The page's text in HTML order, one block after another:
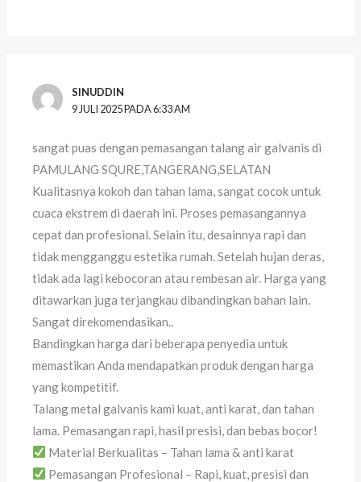
SINUDDIN
9 JULI 2025 PADA 6:33 AM
sangat puas dengan pemasangan talang air galvanis di
PAMULANG SQURE,TANGERANG,SELATAN
Kualitasnya kokoh dan tahan lama, sangat cocok untuk
cuaca ekstrem di daerah ini. Proses pemasangannya
cepat dan profesional. Selain itu, desainnya rapi dan
tidak mengganggu estetika rumah. Setelah hujan deras,
tidak ada lagi kebocoran atau rembesan air. Harga yang
ditawarkan juga terjangkau dibandingkan bahan lain.
Sangat direkomendasikan..
Bandingkan harga dari beberapa penyedia untuk
memastikan Anda mendapatkan produk dengan harga
yang kompetitif.
Talang metal galvanis kami kuat, anti karat, dan tahan
lama. Pemasangan rapi, hasil presisi, dan bebas bocor!
Material Berkualitas – Tahan lama & anti karat
Pemasangan Profesional – Rapi, kuat, presisi dan